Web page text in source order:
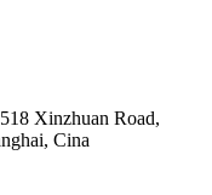
Xinzhuan Road,
Cina